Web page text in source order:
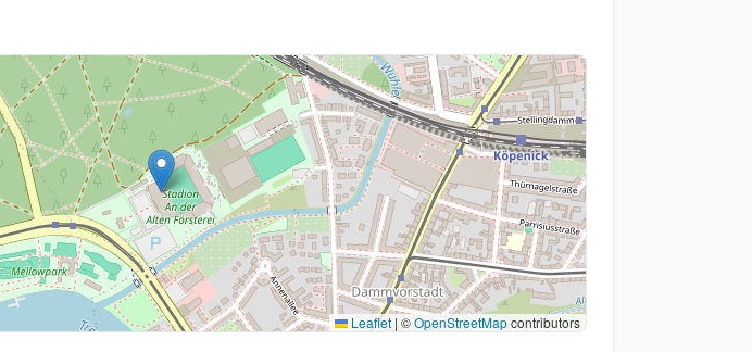
Leaflet | ©OpenStreetMapcontributors